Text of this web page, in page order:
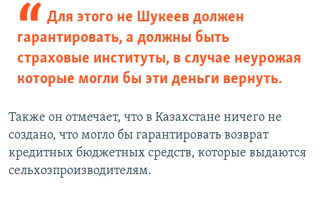
Для этого не Шукеев должен
гарантировать, а должны быть
страховые институты, в случае неурожая
которые могли бы эти деньги вернуть.
Также он отмечает, что в Казахстане ничего не
создано, что могло бы гарантировать возврат
кредитных бюджетных средств, которые выдаются
сельхозпроизводителям.